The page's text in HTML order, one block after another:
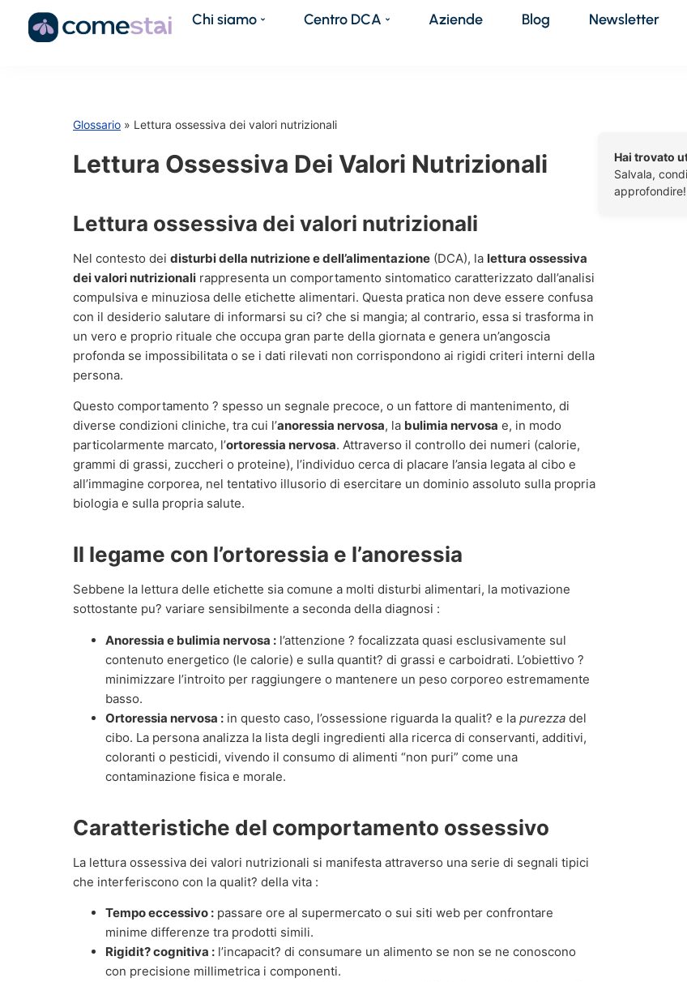
Chi siamo Centro DCA Aziende Blog Newsletter
Glossario » Lettura ossessiva dei valori nutrizionali
Lettura Ossessiva Dei Valori Nutrizionali
Lettura ossessiva dei valori nutrizionali
Nel contesto dei disturbi della nutrizione e dell’alimentazione (DCA), la lettura ossessiva
dei valori nutrizionali rappresenta un comportamento sintomatico caratterizzato dall’analisi
compulsiva e minuziosa delle etichette alimentari. Questa pratica non deve essere confusa
con il desiderio salutare di informarsi su ci? che si mangia; al contrario, essa si trasforma in
un vero e proprio rituale che occupa gran parte della giornata e genera un’angoscia
profonda se impossibilitata o se i dati rilevati non corrispondono ai rigidi criteri interni della
persona.
Questo comportamento ? spesso un segnale precoce, o un fattore di mantenimento, di
diverse condizioni cliniche, tra cui l’anoressia nervosa, la bulimia nervosa e, in modo
particolarmente marcato, l’ortoressia nervosa. Attraverso il controllo dei numeri (calorie,
grammi di grassi, zuccheri o proteine), l’individuo cerca di placare l’ansia legata al cibo e
all’immagine corporea, nel tentativo illusorio di esercitare un dominio assoluto sulla propria
biologia e sulla propria salute.
Il legame con l’ortoressia e l’anoressia
Sebbene la lettura delle etichette sia comune a molti disturbi alimentari, la motivazione
sottostante pu? variare sensibilmente a seconda della diagnosi :
Anoressia e bulimia nervosa : l’attenzione ? focalizzata quasi esclusivamente sul
contenuto energetico (le calorie) e sulla quantit? di grassi e carboidrati. L’obiettivo ?
minimizzare l’introito per raggiungere o mantenere un peso corporeo estremamente
basso.
Ortoressia nervosa : in questo caso, l’ossessione riguarda la qualit? e la purezza del
cibo. La persona analizza la lista degli ingredienti alla ricerca di conservanti, additivi,
coloranti o pesticidi, vivendo il consumo di alimenti “non puri” come una
contaminazione fisica e morale.
Caratteristiche del comportamento ossessivo
La lettura ossessiva dei valori nutrizionali si manifesta attraverso una serie di segnali tipici
che interferiscono con la qualit? della vita :
Tempo eccessivo : passare ore al supermercato o sui siti web per confrontare
minime differenze tra prodotti simili.
Rigidit? cognitiva : l’incapacit? di consumare un alimento se non se ne conoscono
con precisione millimetrica i componenti.
Hai trovato
Salvala,
approfondire!